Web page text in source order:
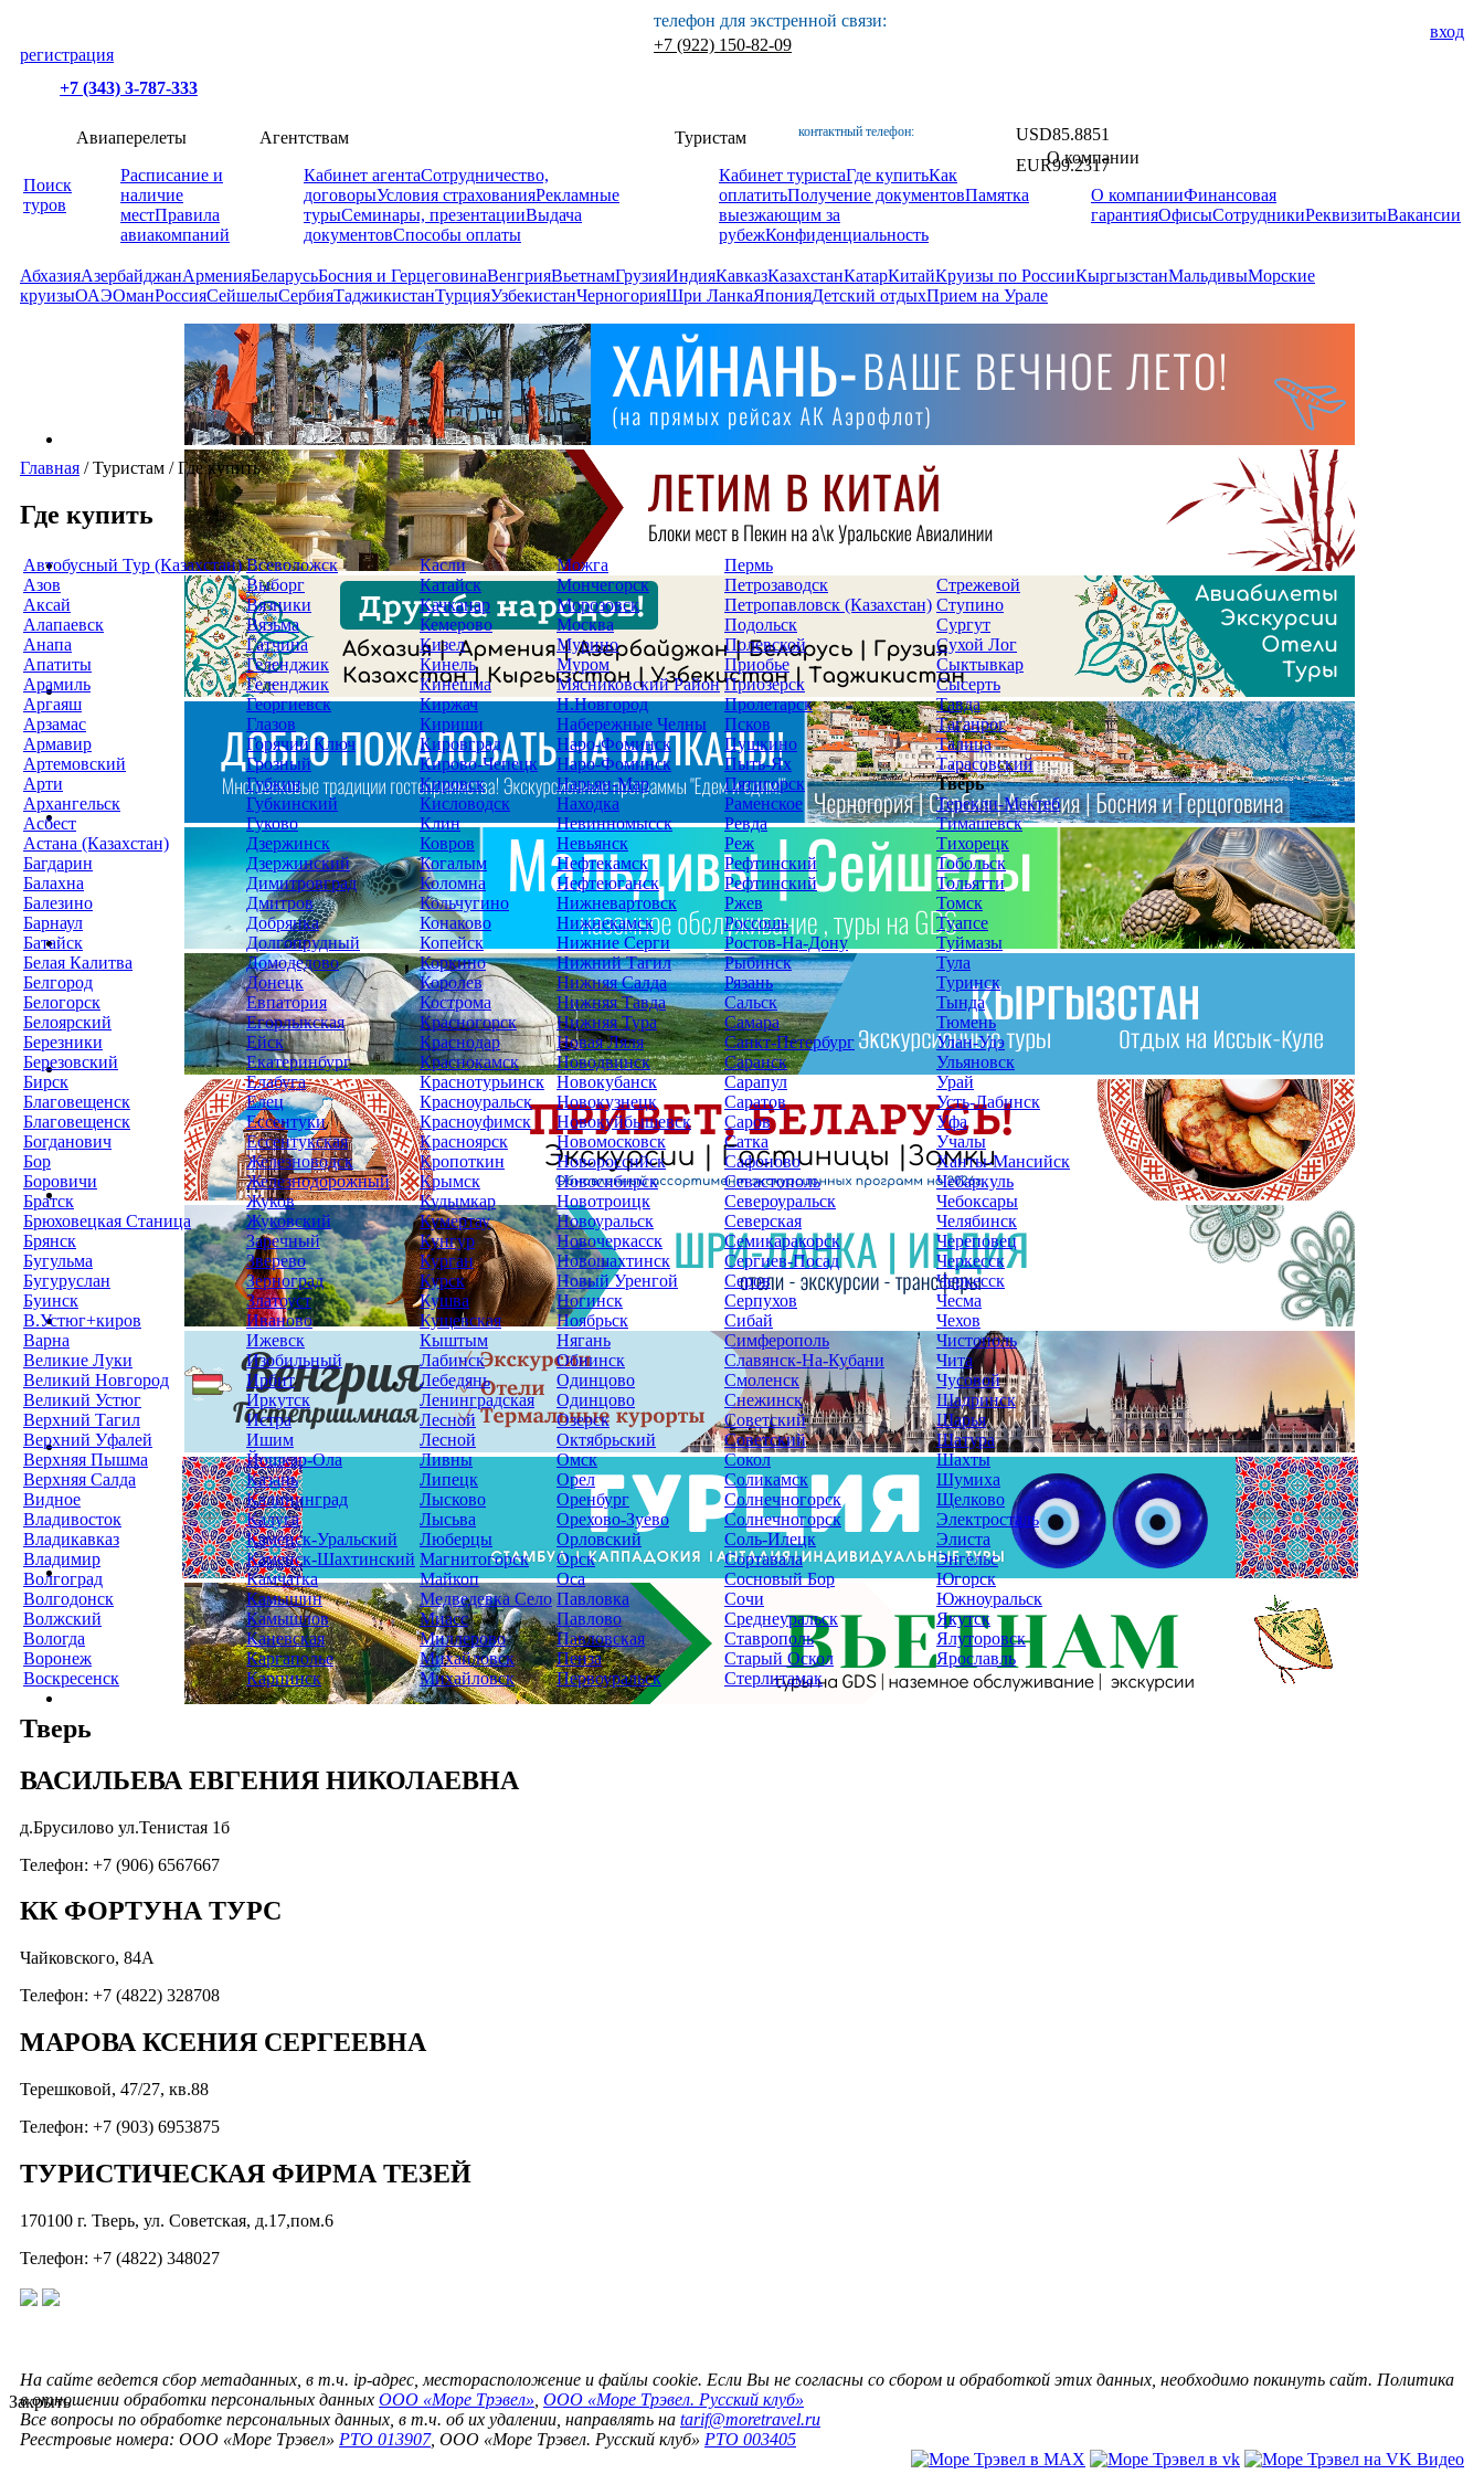
вход
регистрация
+7 (343) 3-787-333
телефон для экстренной связи:
+7 (922) 150-82-09
контактный телефон: USD85.8851
EUR99.2317
Поиск
туров
Авиаперелеты
Расписание и
наличие
местПравила
авиакомпаний
Агентствам
Кабинет агентаСотрудничество,
договорыУсловия страхованияРекламные
турыСеминары, презентацииВыдача
документовСпособы оплаты
Туристам
Кабинет туристаГде купитьКак
оплатитьПолучение документовПамятка
выезжающим за
рубежКонфиденциальность
О компании
О компанииФинансовая
гарантияОфисыСотрудникиРеквизитыВакансии
АбхазияАзербайджанАрменияБеларусьБосния и ГерцеговинаВенгрияВьетнамГрузияИндияКавказКазахстанКатарКитайКруизы по РоссииКыргызстанМальдивыМорские
круизыОАЭОманРоссияСейшелыСербияТаджикистанТурцияУзбекистанЧерногорияШри ЛанкаЯпонияДетский отдыхПрием на Урале
Главная /Туристам /Где купить
Где купить
Автобусный Тур (Казахстан)
Азов
Аксай
Алапаевск
Анапа
Апатиты
Арамиль
Аргаяш
Арзамас
Армавир
Артемовский
Арти
Архангельск
Асбест
Астана (Казахстан)
Багдарин
Балахна
Балезино
Барнаул
Батайск
Белая Калитва
Белгород
Белогорск
Белоярский
Березники
Березовский
Бирск
Благовещенск
Благовещенск
Богданович
Бор
Боровичи
Братск
Брюховецкая Станица
Брянск
Бугульма
Бугуруслан
Буинск
В.Устюг+киров
Варна
Великие Луки
Великий Новгород
Великий Устюг
Верхний Тагил
Верхний Уфалей
Верхняя Пышма
Верхняя Салда
Видное
Владивосток
Владикавказ
Владимир
Волгоград
Волгодонск
Волжский
Вологда
Воронеж
Воскресенск
Всеволожск
Выборг
Вязники
Вязьма
Гатчина
Геленджик
Геленджик
Георгиевск
Глазов
Горячий Ключ
Грозный
Губкин
Губкинский
Гуково
Дзержинск
Дзержинский
Димитровград
Дмитров
Добрянка
Долгопрудный
Домодедово
Донецк
Евпатория
Егорлыкская
Ейск
Екатеринбург
Елабуга
Елец
Ессентуки
Ессентукская
Железноводск
Железнодорожный
Жуков
Жуковский
Заречный
Зверево
Зерноград
Златоуст
Иваново
Ижевск
Изобильный
Ирбит
Иркутск
Истра
Ишим
Йошкар-Ола
Казань
Калининград
Калуга
Каменск-Уральский
Каменск-Шахтинский
Камчатка
Камышин
Камышлов
Каневская
Каргаполье
Карпинск
Касли
Катайск
Качканар
Кемерово
Кизел
Кинель
Кинешма
Киржач
Кириши
Кировград
Кирово-Чепецк
Кировск
Кисловодск
Клин
Ковров
Когалым
Коломна
Кольчугино
Конаково
Копейск
Коркино
Королев
Кострома
Красногорск
Краснодар
Краснокамск
Краснотурьинск
Красноуральск
Красноуфимск
Красноярск
Кропоткин
Крымск
Кудымкар
Кумертау
Кунгур
Курган
Курск
Кушва
Кущевская
Кыштым
Лабинск
Лебедянь
Ленинградская
Лесной
Лесной
Ливны
Липецк
Лысково
Лысьва
Люберцы
Магнитогорск
Майкоп
Медведевка Село
Миасс
Миллерово
Михайловск
Михайловск
Можга
Мончегорск
Морозовск
Москва
Мурино
Муром
Мясниковский Район
Н.Новгород
Набережные Челны
Наро-Фоминск
Наро-Фоминск
Нарьян-Мар
Находка
Невинномысск
Невьянск
Нефтекамск
Нефтеюганск
Нижневартовск
Нижнекамск
Нижние Серги
Нижний Тагил
Нижняя Салда
Нижняя Тавда
Нижняя Тура
Новая Ляля
Новодвинск
Новокубанск
Новокузнецк
Новокуйбышевск
Новомосковск
Новороссийск
Новосибирск
Новотроицк
Новоуральск
Новочеркасск
Новошахтинск
Новый Уренгой
Ногинск
Ноябрьск
Нягань
Обнинск
Одинцово
Одинцово
Озерск
Октябрьский
Омск
Орел
Оренбург
Орехово-Зуево
Орловский
Орск
Оса
Павловка
Павлово
Павловская
Пенза
Первоуральск
Пермь
Петрозаводск
Петропавловск (Казахстан)
Подольск
Полевской
Приобье
Приозерск
Пролетарск
Псков
Пушкино
Пыть-Ях
Пятигорск
Раменское
Ревда
Реж
Рефтинский
Рефтинский
Ржев
Россошь
Ростов-На-Дону
Рыбинск
Рязань
Сальск
Самара
Санкт-Петербург
Саранск
Сарапул
Саратов
Саров
Сатка
Сафоново
Севастополь
Североуральск
Северская
Семикаракорск
Сергиев-Посад
Серов
Серпухов
Сибай
Симферополь
Славянск-На-Кубани
Смоленск
Снежинск
Советский
Советский
Сокол
Соликамск
Солнечногорск
Солнечногорск
Соль-Илецк
Сортавала
Сосновый Бор
Сочи
Среднеуральск
Ставрополь
Старый Оскол
Стерлитамак
Стрежевой
Ступино
Сургут
Сухой Лог
Сыктывкар
Сысерть
Тавда
Таганрог
Талица
Тарасовский
Тверь
Терекли-Мектеб
Тимашевск
Тихорецк
Тобольск
Тольятти
Томск
Туапсе
Туймазы
Тула
Туринск
Тында
Тюмень
Улан-Удэ
Ульяновск
Урай
Усть-Лабинск
Уфа
Учалы
Ханты-Мансийск
Чебаркуль
Чебоксары
Челябинск
Череповец
Черкесск
Черкесск
Чесма
Чехов
Чистополь
Чита
Чусовой
Шадринск
Шарья
Шатура
Шахты
Шумиха
Щелково
Электросталь
Элиста
Энгельс
Югорск
Южноуральск
Якутск
Ялуторовск
Ярославль
Тверь
ВАСИЛЬЕВА ЕВГЕНИЯ НИКОЛАЕВНА
д.Брусилово ул.Тенистая 1б
Телефон: +7 (906) 6567667
КК ФОРТУНА ТУРС
Чайковского, 84А
Телефон: +7 (4822) 328708
МАРОВА КСЕНИЯ СЕРГЕЕВНА
Терешковой, 47/27, кв.88
Телефон: +7 (903) 6953875
ТУРИСТИЧЕСКАЯ ФИРМА ТЕЗЕЙ
170100 г. Тверь, ул. Советская, д.17,пом.6
Телефон: +7 (4822) 348027
На сайте ведется сбор метаданных, в т.ч. ip-адрес, месторасположение и файлы cookie. Если Вы не согласны со сбором и обработкой этих данных, необходимо покинуть сайт. Политика
в отношении обработки персональных данных ООО «Море Трэвел» ООО «Море Трэвел. Русский клуб»
Все вопросы по обработке персональных данных, в т.ч. об их удалении, направлять на tarif@moretravel.ru
Реестровые номера: ООО «Море Трэвел» РТО 013907, ООО «Море Трэвел. Русский клуб» РТО 003405
Закрыть